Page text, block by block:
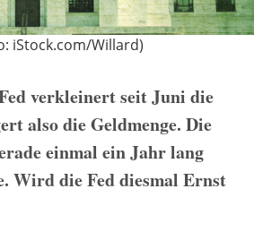
iStock.com/Willard)
verkleinert seit Juni die
also die Geldmenge. Die
einmal ein Jahr lang
Wird die Fed diesmal Ernst